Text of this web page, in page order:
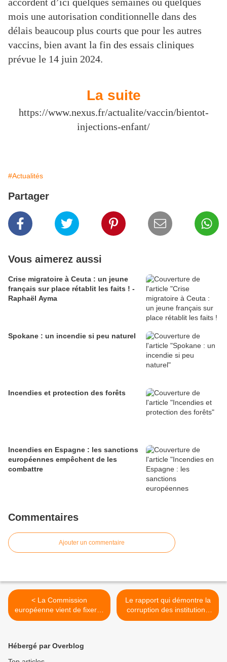
mois une autorisation conditionnelle dans des
délais beaucoup plus courts que pour les autres
vaccins, bien avant la fin des essais cliniques
prévue le 14 juin 2024.
La suite
https://www.nexus.fr/actualite/vaccin/bientot-
injections-enfant/
#Actualités
Partager
Vous aimerez aussi
Crise migratoire à Ceuta : un jeune
français sur place rétablit les faits ! -
Raphaël Ayma
Spokane : un incendie si peu naturel
Incendies et protection des forêts
Incendies en Espagne : les sanctions
européennes empêchent de les
combattre
Commentaires
Ajouter un commentaire
< La Commission
européenne vient de fixer la
politique de la France pour
Le rapport qui démontre la
corruption des institutions
supra-
Hébergé par Overblog